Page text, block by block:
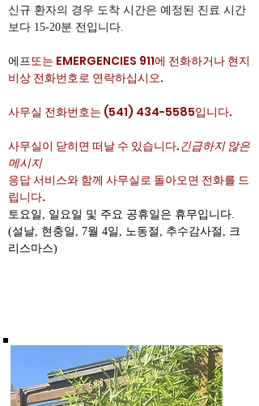
신규 환자의 경우 도착 시간은 예정된 진료 시간
보다 15-20분 전입니다.
에프또는 EMERGENCIES 911에 전화하거나 현지
비상 전화번호로 연락하십시오.
사무실 전화번호는 (541) 434-5585입니다.
사무실이 닫히면 떠날 수 있습니다.긴급하지 않은
메시지
응답 서비스와 함께 사무실로 돌아오면 전화를 드
립니다.
토요일, 일요일 및 주요 공휴일은 휴무입니다.
(설날, 현충일, 7월 4일, 노동절, 추수감사절, 크
리스마스)